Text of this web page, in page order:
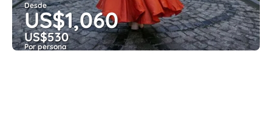
Desde
US$1,060
US$530
Por persona